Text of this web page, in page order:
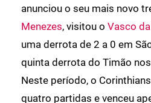
anunciou o seu mais novo
Menezes, visitou o Vasco
uma derrota de 2 a 0 em
quinta derrota do Timão
Neste período, o
quatro partidas e venceu